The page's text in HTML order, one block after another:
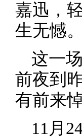
嘉迅，
生无憾。
这一
前夜到
有前来
11月